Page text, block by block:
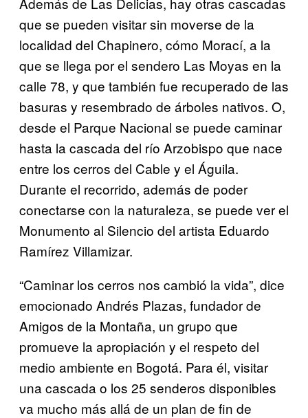
que se pueden visitar sin moverse de la
localidad del Chapinero, cómo Morací, a la
que se llega por el sendero Las Moyas en la
calle 78, y que también fue recuperado de las
basuras y resembrado de árboles nativos. O,
desde el Parque Nacional se puede caminar
hasta la cascada del río Arzobispo que nace
entre los cerros del Cable y el Águila.
Durante el recorrido, además de poder
conectarse con la naturaleza, se puede ver el
Monumento al Silencio del artista Eduardo
Ramírez Villamizar.
“Caminar los cerros nos cambió la vida”, dice
emocionado Andrés Plazas, fundador de
Amigos de la Montaña, un grupo que
promueve la apropiación y el respeto del
medio ambiente en Bogotá. Para él, visitar
una cascada o los 25 senderos disponibles
va mucho más allá de un plan de fin de